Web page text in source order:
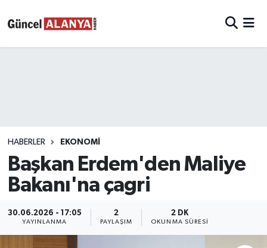
HABERLER EKONOMI
Başkan Erdem'den Maliye
Bakanı'na çagri
30.06.2026 - 17:05
YAYINLANMA
2
PAYLAŞIM
2 DK
OKUNMA SÜRESI